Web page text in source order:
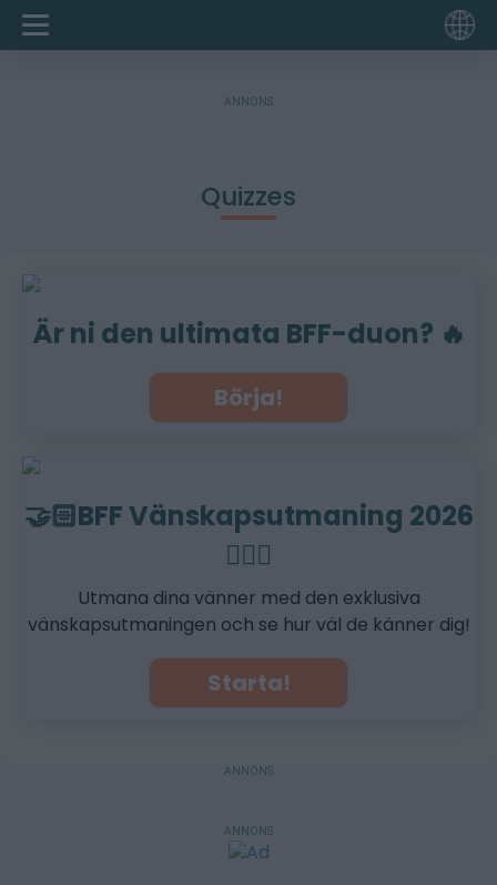
ANNONS
Quizzes
Är ni den ultimata BFF-duon? 🔥
Börja!
🤝🏻BFF Vänskapsutmaning 2026
👩‍❤️‍👨
Utmana dina vänner med den exklusiva
vänskapsutmaningen och se hur väl de känner dig!
Starta!
ANNONS
ANNONS